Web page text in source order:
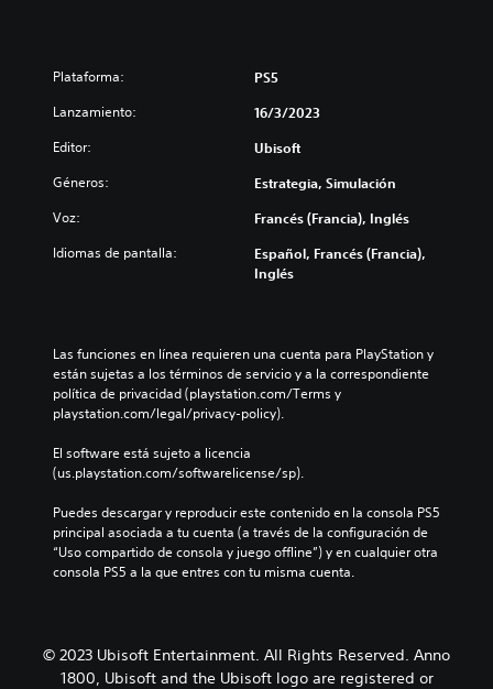
Plataforma: PS5
Lanzamiento: 16/3/2023
Editor: Ubisoft
Géneros: Estrategia, Simulación
Voz: Francés (Francia), Inglés
Idiomas de pantalla:
Español, Francés (Francia),
Inglés
Las funciones en línea requieren una cuenta para PlayStation y
están sujetas a los términos de servicio y a la correspondiente
política de privacidad (playstation.com/Terms y
playstation.com/legal/privacy-policy).
El software está sujeto a licencia
(us.playstation.com/softwarelicense/sp).
Puedes descargar y reproducir este contenido en la consola PS5
principal asociada a tu cuenta (a través de la configuración de
“Uso compartido de consola y juego offline”) y en cualquier otra
consola PS5 a la que entres con tu misma cuenta.
© 2023 Ubisoft Entertainment. All Rights Reserved. Anno
1800, Ubisoft and the Ubisoft logo are registered or